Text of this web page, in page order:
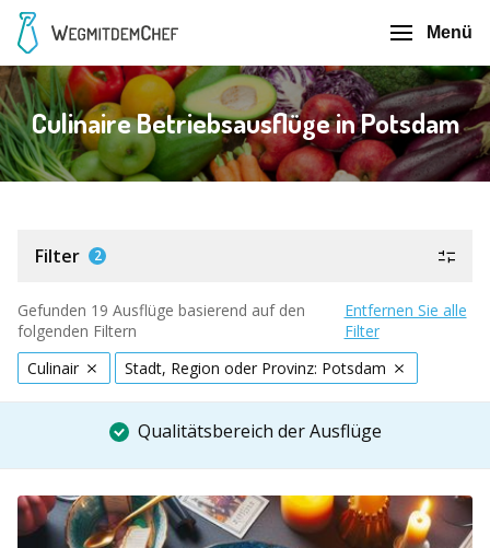
Menü
Culinaire Betriebsausflüge in Potsdam
Filter 2
Gefunden 19 Ausflüge basierend auf den
folgenden Filtern
Entfernen Sie alle
Filter
Culinair
Stadt, Region oder Provinz: Potsdam
Qualitätsbereich der Ausflüge